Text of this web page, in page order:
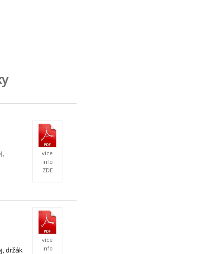
více
info
ZDE
držák
více
info